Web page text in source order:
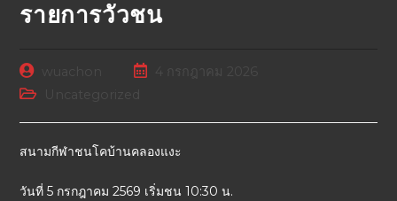
รายการวัวชน
Uncategorized
สนามกีฬาชนโคบ้านคลองแงะ
วันที่ 5 กรกฎาคม 2569 เริ่มชน 10:30 น.